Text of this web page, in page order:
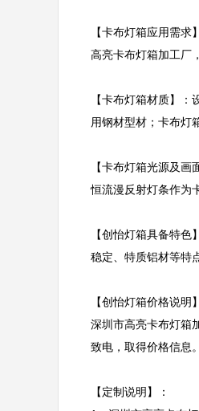
【卡布灯箱应用需
高亮卡布灯箱加工厂
【卡布灯箱材质】
用钢材型材；卡布灯
【卡布灯箱光源及
恒流漫反射灯条作为
【创怡灯箱具备特
稳定、特质铝材等特
【创怡灯箱价格说明
深圳市高亮卡布灯箱
致电，取得价格信息
【定制说明】：